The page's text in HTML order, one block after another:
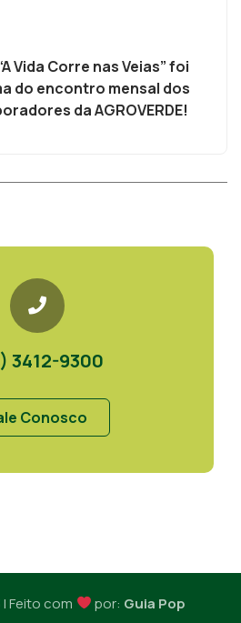
Vida Corre nas Veias” foi
do encontro mensal dos
da AGROVERDE!
3412-9300
Conosco
Feito com por: Guia Pop